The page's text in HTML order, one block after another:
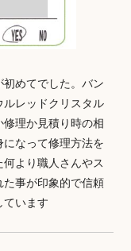
めてでした。バン
レッドクリスタル
理か見積り時の相
なって修理方法を
より職人さんやス
た事が印象的で信頼
ています